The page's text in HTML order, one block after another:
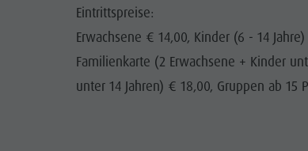
Eintrittspreise:
Erwachsene € 14,00, Kinder (6 - 14
Familienkarte (2 Erwachsene + Kinder
unter 14 Jahren) € 18,00, Gruppen ab 15